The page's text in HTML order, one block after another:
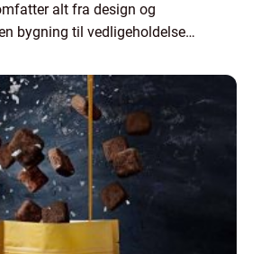
alt fra design og
bygning til vedligeholdelse
faser af et byggeprojekt,